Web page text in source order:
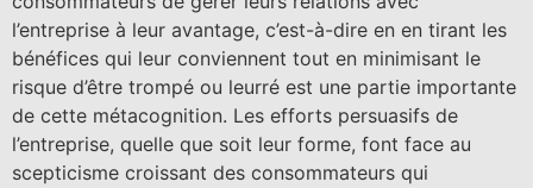
l’entreprise à leur avantage, c’est-à-dire en en tirant les
bénéfices qui leur conviennent tout en minimisant le
risque d’être trompé ou leurré est une partie importante
de cette métacognition. Les efforts persuasifs de
l’entreprise, quelle que soit leur forme, font face au
scepticisme croissant des consommateurs qui